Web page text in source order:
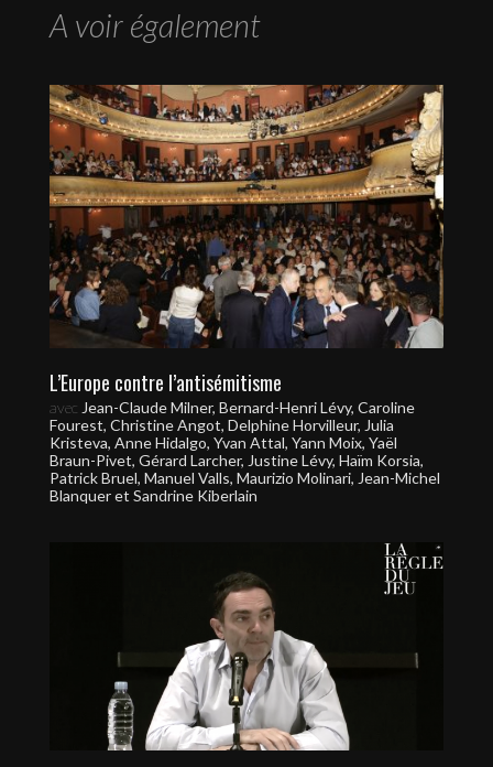
A voir également
L’Europe contre l’antisémitisme
avec Jean-Claude Milner, Bernard-Henri Lévy, Caroline
Fourest, Christine Angot, Delphine Horvilleur, Julia
Kristeva, Anne Hidalgo, Yvan Attal, Yann Moix, Yaël
Braun-Pivet, Gérard Larcher, Justine Lévy, Haïm Korsia,
Patrick Bruel, Manuel Valls, Maurizio Molinari, Jean-Michel
Blanquer et Sandrine Kiberlain